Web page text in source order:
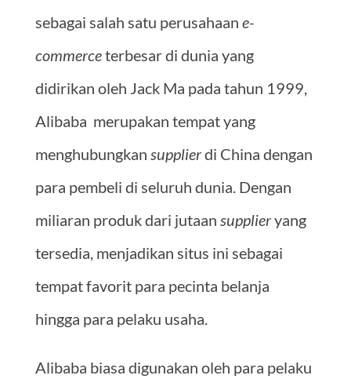
sebagai salah satu perusahaan e-
commerceterbesar di dunia yang
didirikan oleh Jack Ma pada tahun 1999,
Alibaba merupakan tempat yang
menghubungkan supplierdi China dengan
para pembeli di seluruh dunia. Dengan
miliaran produk dari jutaan supplieryang
tersedia, menjadikan situs ini sebagai
tempat favorit para pecinta belanja
hingga para pelaku usaha.
Alibaba biasa digunakan oleh para pelaku